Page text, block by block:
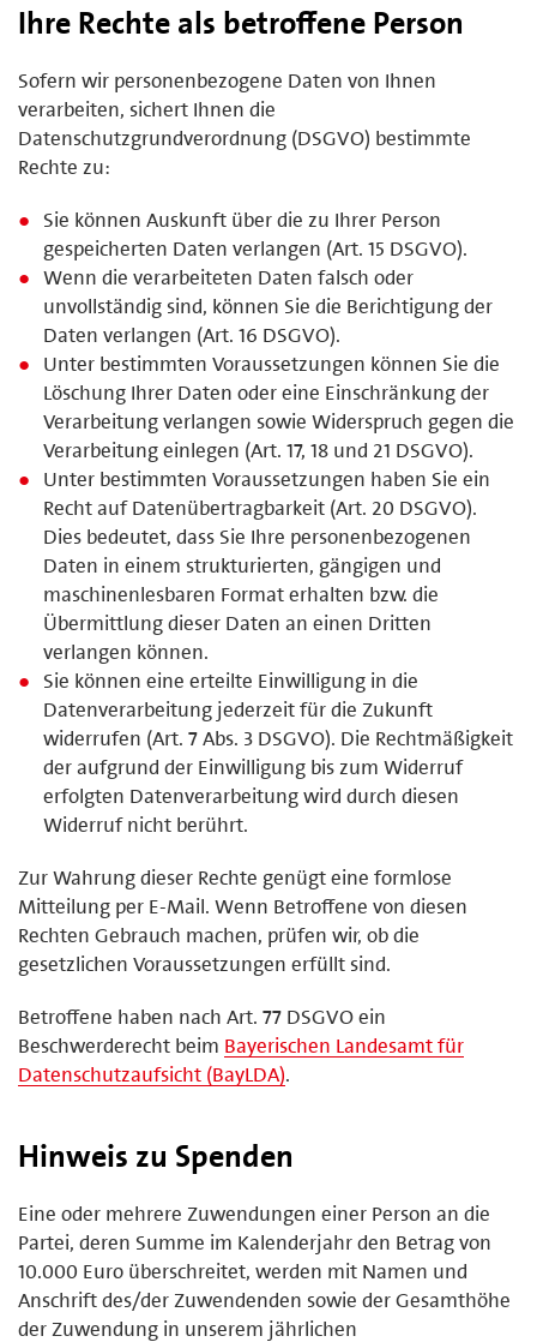
Ihre Rechte als betroffene Person
Sofern wir personenbezogene Daten von Ihnen
verarbeiten, sichert Ihnen die
Datenschutzgrundverordnung (DSGVO) bestimmte
Rechte zu:
Sie können Auskunft über die zu Ihrer Person
gespeicherten Daten verlangen (Art. 15 DSGVO).
Wenn die verarbeiteten Daten falsch oder
unvollständig sind, können Sie die Berichtigung der
Daten verlangen (Art. 16 DSGVO).
Unter bestimmten Voraussetzungen können Sie die
Löschung Ihrer Daten oder eine Einschränkung der
Verarbeitung verlangen sowie Widerspruch gegen die
Verarbeitung einlegen (Art. 17, 18 und 21 DSGVO).
Unter bestimmten Voraussetzungen haben Sie ein
Recht auf Datenübertragbarkeit (Art. 20 DSGVO).
Dies bedeutet, dass Sie Ihre personenbezogenen
Daten in einem strukturierten, gängigen und
maschinenlesbaren Format erhalten bzw. die
Übermittlung dieser Daten an einen Dritten
verlangen können.
Sie können eine erteilte Einwilligung in die
Datenverarbeitung jederzeit für die Zukunft
widerrufen (Art. 7 Abs. 3 DSGVO). Die Rechtmäßigkeit
der aufgrund der Einwilligung bis zum Widerruf
erfolgten Datenverarbeitung wird durch diesen
Widerruf nicht berührt.
Zur Wahrung dieser Rechte genügt eine formlose
Mitteilung per E-Mail. Wenn Betroffene von diesen
Rechten Gebrauch machen, prüfen wir, ob die
gesetzlichen Voraussetzungen erfüllt sind.
Betroffene haben nach Art. 77 DSGVO ein
Beschwerderecht beim Bayerischen Landesamt für
Datenschutzaufsicht (BayLDA).
Hinweis zu Spenden
Eine oder mehrere Zuwendungen einer Person an die
Partei, deren Summe im Kalenderjahr den Betrag von
10.000 Euro überschreitet, werden mit Namen und
Anschrift des/der Zuwendenden sowie der Gesamthöhe
der Zuwendung in unserem jährlichen